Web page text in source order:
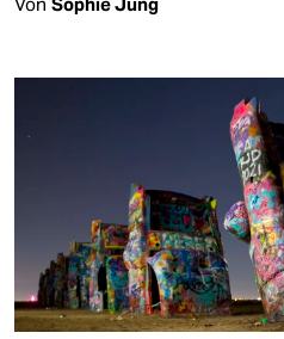
Von Sophie Jung